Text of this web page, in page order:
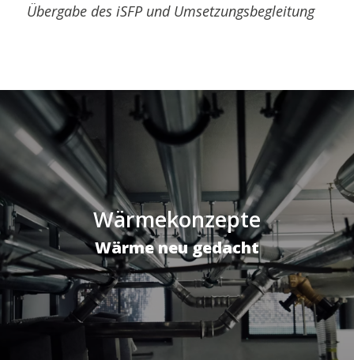
Übergabe des iSFP und Umsetzungsbegleitung
Wärmekonzepte
Wärme neu gedacht